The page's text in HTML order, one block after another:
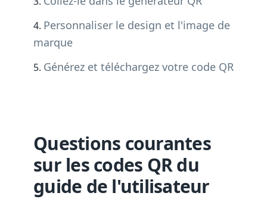
Personnaliser le design et l'image de
marque
Générez et téléchargez votre code QR
Questions courantes
sur les codes QR du
guide de l'utilisateur